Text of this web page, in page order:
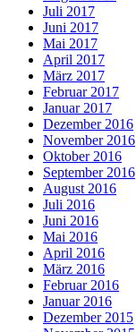
Juli 2017
Juni 2017
Mai 2017
April 2017
März 2017
Februar 2017
Januar 2017
Dezember 2016
November 2016
Oktober 2016
September 2016
August 2016
Juli 2016
Juni 2016
Mai 2016
April 2016
März 2016
Februar 2016
Januar 2016
Dezember 2015